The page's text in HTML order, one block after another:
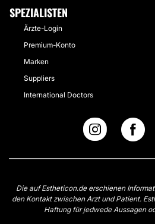
SPEZIALISTEN
Ärzte-Login
Premium-Konto
Marken
Suppliers
International Doctors
Die auf Estheticon.de erschienen
den Kontakt zwischen Arzt und Patient.
Haftung für jedwede Aussagen